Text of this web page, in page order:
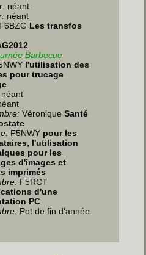
néant
néant
F6BZG Les transfos
Barbecue
l'utilisation des
pour trucage
néant
VéroniqueSanté
F5NWY pour les
l'utilisation
pour les
d'images et
imprimés
F5RCT
d'une
PC
Pot de fin d'année